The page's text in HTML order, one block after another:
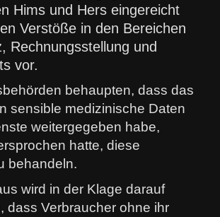
Hims und Hers eingereicht
Verstöße in den Bereichen
Rechnungsstellung und
vor.
behaupten, dass das
sensible medizinische Daten
weitergegeben habe,
hatte, diese
behandeln.
wird in der Klage darauf
dass Verbraucher ohne ihr